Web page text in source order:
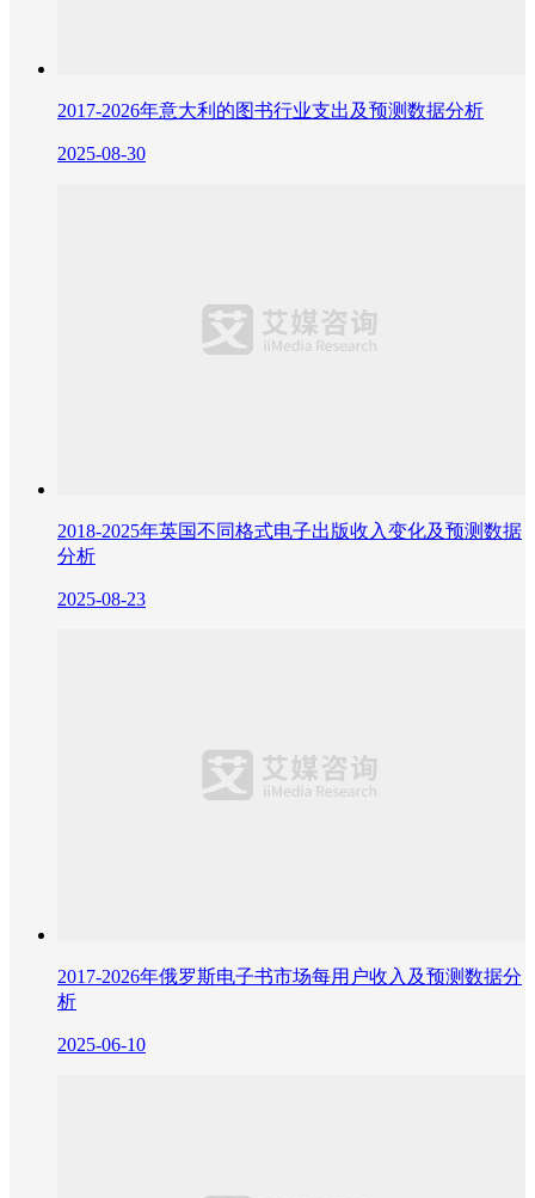
2017-2026年意大利的图书行业支出及预测数据分析
2025-08-30
2018-2025年英国不同格式电子出版收入变化及预测数据
分析
2025-08-23
2017-2026年俄罗斯电子书市场每用户收入及预测数据分
析
2025-06-10